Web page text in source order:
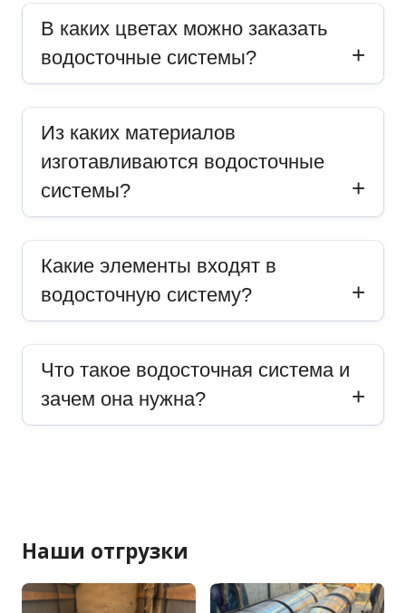
В каких цветах можно заказать
водосточные системы?
Из каких материалов
изготавливаются водосточные
системы?
Какие элементы входят в
водосточную систему?
Что такое водосточная система и
зачем она нужна?
Наши отгрузки